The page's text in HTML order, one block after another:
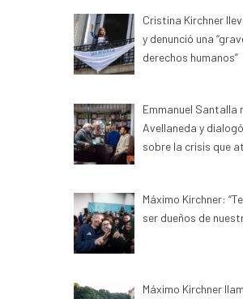
Cristina Kirchner
y denunció una
derechos humanos”
Emmanuel Santalla
Avellaneda y
sobre la crisis que
Máximo Kirchner:
ser dueños de
Máximo Kirchner